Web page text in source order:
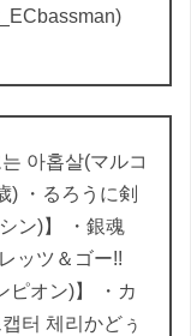
아홉살(マルコ
) ・るろうに剣
ン)】 ・銀魂
ッツ＆ゴー!!
ピオン)】 ・カ
터 체리かどぅ